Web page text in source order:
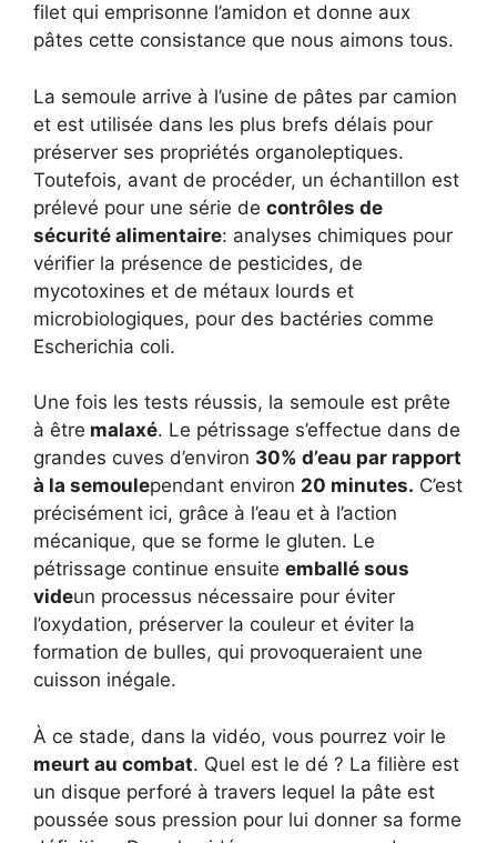
filet qui emprisonne l’amidon et donne aux
pâtes cette consistance que nous aimons tous.
La semoule arrive à l’usine de pâtes par camion
et est utilisée dans les plus brefs délais pour
préserver ses propriétés organoleptiques.
Toutefois, avant de procéder, un échantillon est
prélevé pour une série de contrôles de
sécurité alimentaire: analyses chimiques pour
vérifier la présence de pesticides, de
mycotoxines et de métaux lourds et
microbiologiques, pour des bactéries comme
Escherichia coli.
Une fois les tests réussis, la semoule est prête
à être malaxé. Le pétrissage s’effectue dans de
grandes cuves d’environ 30% d’eau par rapport
à la semoulependant environ 20 minutes. C’est
précisément ici, grâce à l’eau et à l’action
mécanique, que se forme le gluten. Le
pétrissage continue ensuite emballé sous
videun processus nécessaire pour éviter
l’oxydation, préserver la couleur et éviter la
formation de bulles, qui provoqueraient une
cuisson inégale.
À ce stade, dans la vidéo, vous pourrez voir le
meurt au combat. Quel est le dé ? La filière est
un disque perforé à travers lequel la pâte est
poussée sous pression pour lui donner sa forme